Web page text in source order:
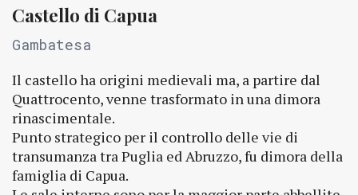
Castello di Capua
Gambatesa
Il castello ha origini medievali ma, a partire dal
Quattrocento, venne trasformato in una dimora
rinascimentale.
Punto strategico per il controllo delle vie di
transumanza tra Puglia ed Abruzzo, fu dimora della
famiglia di Capua.